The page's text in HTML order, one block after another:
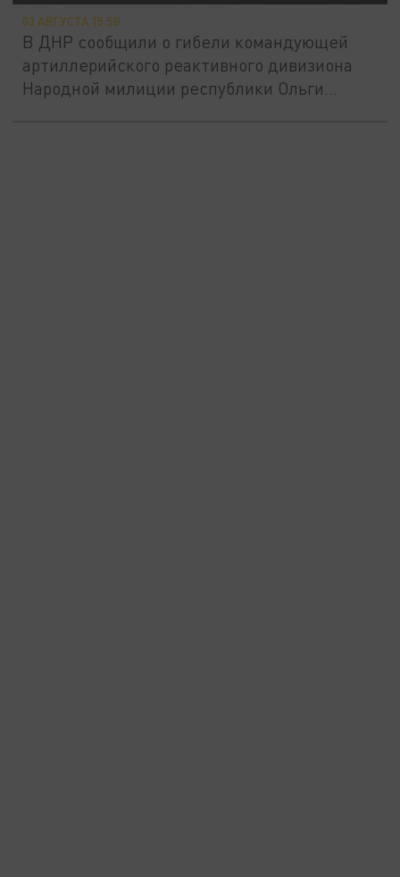
03 АВГУСТА 15:58
В ДНР сообщили о гибели командующей
артиллерийского реактивного дивизиона
Народной милиции республики Ольги...